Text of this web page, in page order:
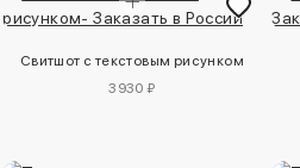
Свитшот с текстовым рисунком
3930 ₽